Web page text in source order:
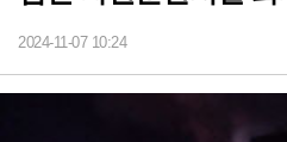
2024-11-07 10:24